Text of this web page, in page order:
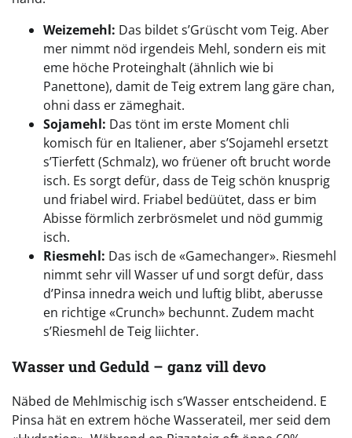
Weizemehl: Das bildet s’Grüscht vom Teig. Aber
mer nimmt nöd irgendeis Mehl, sondern eis mit
eme höche Proteinghalt (ähnlich wie bi
Panettone), damit de Teig extrem lang gäre chan,
ohni dass er zämeghait.
Sojamehl: Das tönt im erste Moment chli
komisch für en Italiener, aber s’Sojamehl ersetzt
s’Tierfett (Schmalz), wo früener oft brucht worde
isch. Es sorgt defür, dass de Teig schön knusprig
und friabel wird. Friabel bedüütet, dass er bim
Abisse förmlich zerbrösmelet und nöd gummig
isch.
Riesmehl: Das isch de «Gamechanger». Riesmehl
nimmt sehr vill Wasser uf und sorgt defür, dass
d’Pinsa innedra weich und luftig blibt, aberusse
en richtige «Crunch» bechunnt. Zudem macht
s’Riesmehl de Teig liichter.
Wasser und Geduld – ganz vill devo
Näbed de Mehlmischig isch s’Wasser entscheidend. E
Pinsa hät en extrem höche Wasserateil, mer seid dem